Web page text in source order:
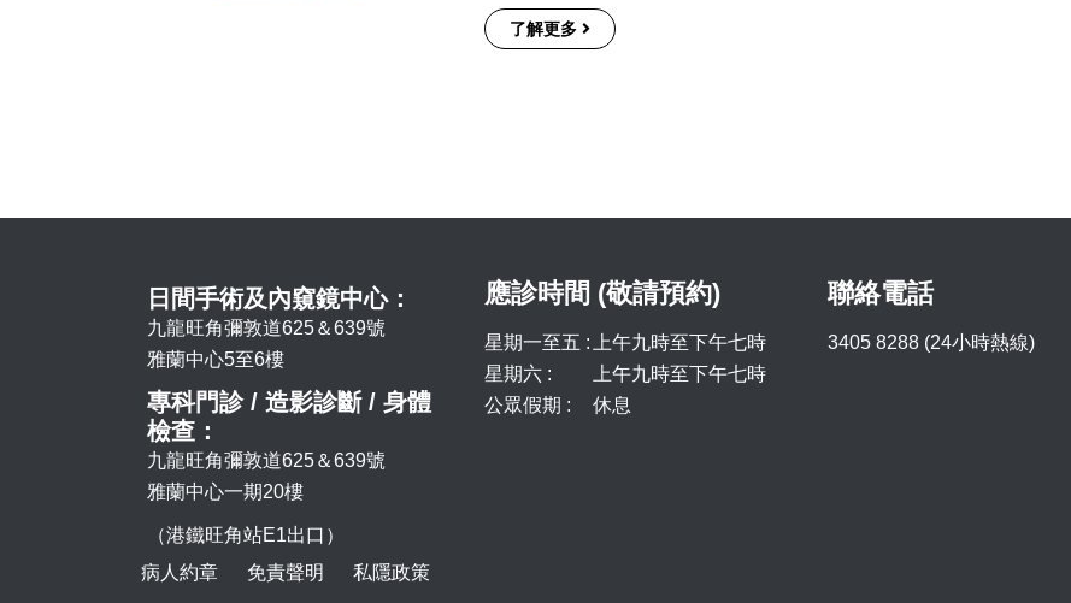
了解更多
日間手術及內窺鏡中心：
九龍旺角彌敦道625＆639號
雅蘭中心5至6樓
專科門診 / 造影診斷 / 身體
檢查：
九龍旺角彌敦道625＆639號
雅蘭中心一期20樓
（港鐵旺角站E1出口）
應診時間 (敬請預約)
星期一至五 :
上午九時至下午七時
星期六 :
上午九時至下午七時
公眾假期 :
休息
聯絡電話
3405 8288 (24小時熱線)
病人約章 免責聲明 私隱政策